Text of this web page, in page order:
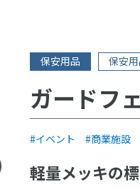
保安用品 保安
ガードフ
イベント 商業施設
軽量メッキの